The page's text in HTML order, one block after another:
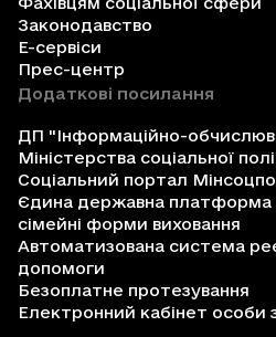
Законодавство
Е-сервіси
Прес-центр
Додаткові посилання
ДП "Інформаційно-
Міністерства соціальної
Соціальний портал
Єдина державна платформа
сімейні форми виховання
Автоматизована система
допомоги
Безоплатне протезування
Електронний кабінет особи з